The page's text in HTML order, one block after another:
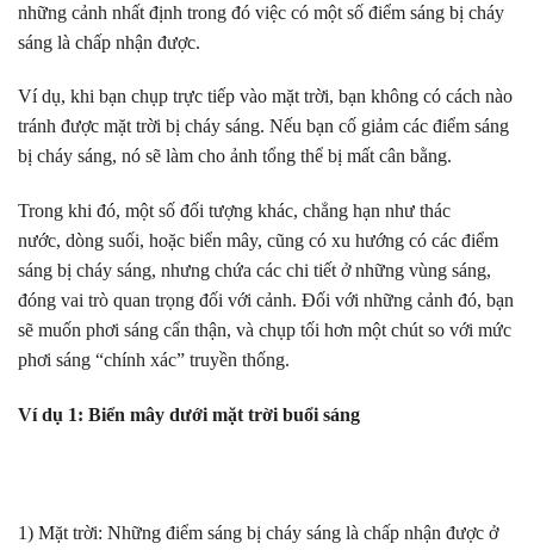
những cảnh nhất định trong đó việc có một số điểm sáng bị cháy
sáng là chấp nhận được.
Ví dụ, khi bạn chụp trực tiếp vào mặt trời, bạn không có cách nào
tránh được mặt trời bị cháy sáng. Nếu bạn cố giảm các điểm sáng
bị cháy sáng, nó sẽ làm cho ảnh tổng thể bị mất cân bằng.
Trong khi đó, một số đối tượng khác, chẳng hạn như thác
nước, dòng suối, hoặc biển mây, cũng có xu hướng có các điểm
sáng bị cháy sáng, nhưng chứa các chi tiết ở những vùng sáng,
đóng vai trò quan trọng đối với cảnh. Đối với những cảnh đó, bạn
sẽ muốn phơi sáng cẩn thận, và chụp tối hơn một chút so với mức
phơi sáng “chính xác” truyền thống.
Ví dụ 1: Biển mây dưới mặt trời buổi sáng
1) Mặt trời: Những điểm sáng bị cháy sáng là chấp nhận được ở